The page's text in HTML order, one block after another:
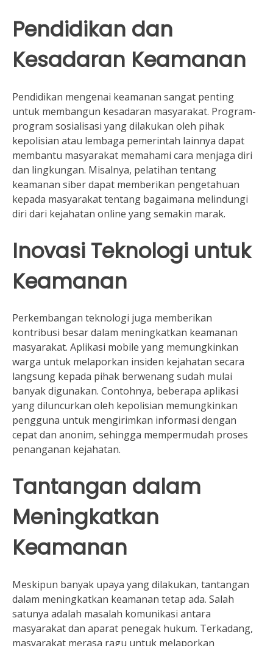
Pendidikan dan
Kesadaran Keamanan
Pendidikan mengenai keamanan sangat penting
untuk membangun kesadaran masyarakat. Program-
program sosialisasi yang dilakukan oleh pihak
kepolisian atau lembaga pemerintah lainnya dapat
membantu masyarakat memahami cara menjaga diri
dan lingkungan. Misalnya, pelatihan tentang
keamanan siber dapat memberikan pengetahuan
kepada masyarakat tentang bagaimana melindungi
diri dari kejahatan online yang semakin marak.
Inovasi Teknologi untuk
Keamanan
Perkembangan teknologi juga memberikan
kontribusi besar dalam meningkatkan keamanan
masyarakat. Aplikasi mobile yang memungkinkan
warga untuk melaporkan insiden kejahatan secara
langsung kepada pihak berwenang sudah mulai
banyak digunakan. Contohnya, beberapa aplikasi
yang diluncurkan oleh kepolisian memungkinkan
pengguna untuk mengirimkan informasi dengan
cepat dan anonim, sehingga mempermudah proses
penanganan kejahatan.
Tantangan dalam
Meningkatkan
Keamanan
Meskipun banyak upaya yang dilakukan, tantangan
dalam meningkatkan keamanan tetap ada. Salah
satunya adalah masalah komunikasi antara
masyarakat dan aparat penegak hukum. Terkadang,
masyarakat merasa ragu untuk melaporkan